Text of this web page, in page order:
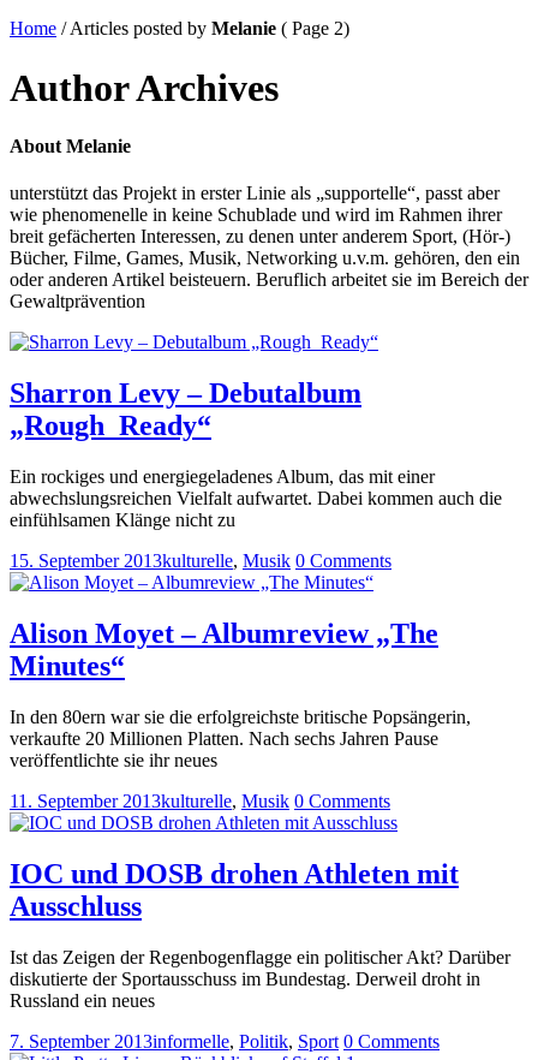
Home /Articles posted by Melanie ( Page 2)
Author Archives
About Melanie
unterstützt das Projekt in erster Linie als „supportelle“, passt aber
wie phenomenelle in keine Schublade und wird im Rahmen ihrer
breit gefächerten Interessen, zu denen unter anderem Sport, (Hör-)
Bücher, Filme, Games, Musik, Networking u.v.m. gehören, den ein
oder anderen Artikel beisteuern. Beruflich arbeitet sie im Bereich der
Gewaltprävention
Sharron Levy – Debutalbum
„Rough_Ready“
Ein rockiges und energiegeladenes Album, das mit einer
abwechslungsreichen Vielfalt aufwartet. Dabei kommen auch die
einfühlsamen Klänge nicht zu
15. September 2013kulturelle, Musik 0 Comments
Alison Moyet – Albumreview „The
Minutes“
In den 80ern war sie die erfolgreichste britische Popsängerin,
verkaufte 20 Millionen Platten. Nach sechs Jahren Pause
veröffentlichte sie ihr neues
11. September 2013kulturelle, Musik 0 Comments
IOC und DOSB drohen Athleten mit
Ausschluss
Ist das Zeigen der Regenbogenflagge ein politischer Akt? Darüber
diskutierte der Sportausschuss im Bundestag. Derweil droht in
Russland ein neues
7. September 2013informelle, Politik, Sport 0 Comments